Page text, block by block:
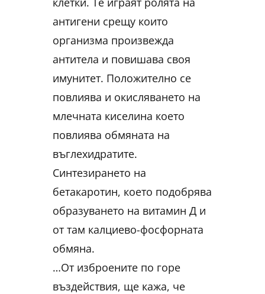
антигени срещу които
организма произвежда
антитела и повишава своя
имунитет. Положително се
повлиява и окисляването на
млечната киселина което
повлиява обмяната на
въглехидратите.
Синтезирането на
бетакаротин, което подобрява
образуването на витамин Д и
от там калциево-фосфорната
обмяна.
…От изброените по горе
въздействия, ще кажа, че